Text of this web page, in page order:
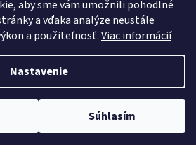
aby sme vám umožnili pohodlné
a vďaka analýze neustále
a použiteľnosť.Viac informácií
Nastavenie
Súhlasím
. Všetky práva vyhradené.Upraviť